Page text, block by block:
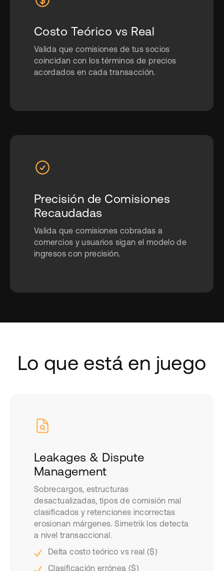
Costo Teórico vs Real
Valida que comisiones de tus socios
coincidan con los términos de precios
acordados en cada transacción.
Precisión de Comisiones
Recaudadas
Valida que comisiones cobradas a
comercios y usuarios sigan el modelo de
ingresos con precisión.
Lo que está en juego
Leakages & Dispute
Management
Sobrecargos, estructuras
desactualizadas, tipos de comisión mal
clasificados y retenciones incorrectas
erosionan márgenes. Simetrik los detecta
a nivel transaccional.
Delta costo teórico vs real ($)
Clasificación errónea ($)